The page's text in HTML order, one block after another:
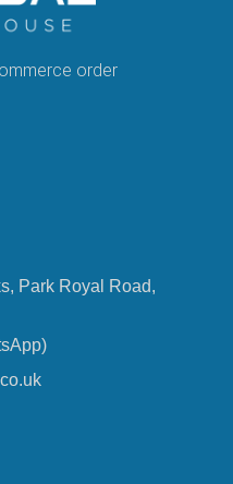
order
Park Royal Road,